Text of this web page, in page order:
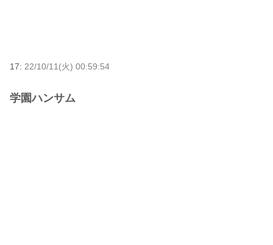
17: 22/10/11(火) 00:59:54
学園ハンサム